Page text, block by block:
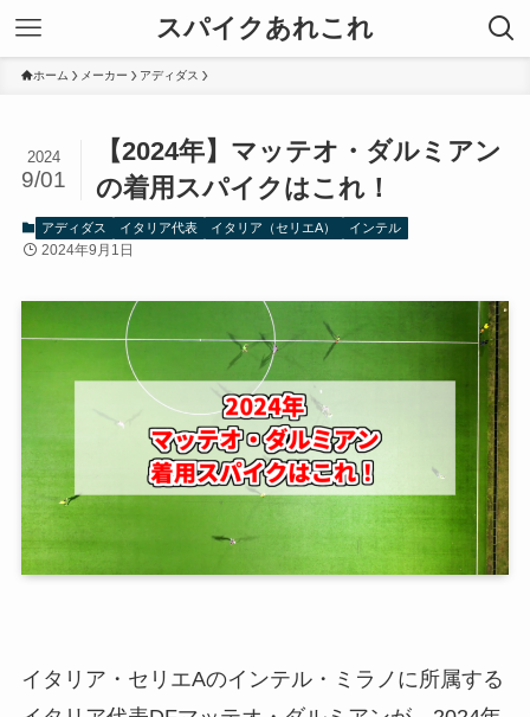
スパイクあれこれ
ホーム メーカー アディダス
【2024年】マッテオ・ダルミアン
の着用スパイクはこれ！
2024
9/01
アディダス イタリア代表 イタリア（セリエA） インテル
2024年9月1日
イタリア・セリエAのインテル・ミラノに所属する